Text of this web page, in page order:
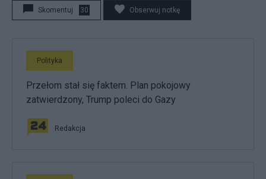
Skomentuj 30 Obserwuj notkę
Polityka
Przełom stał się faktem. Plan pokojowy
zatwierdzony, Trump poleci do Gazy
Redakcja